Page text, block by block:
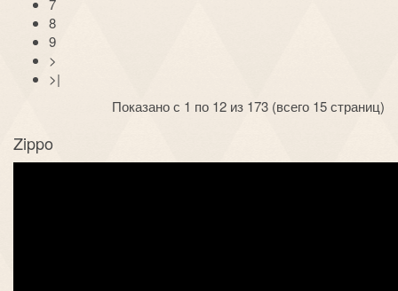
7
8
9
>
>|
Показано с 1 по 12 из 173 (всего 15 страниц)
Zippo